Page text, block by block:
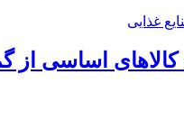
غذایی
کالاهای اساسی از